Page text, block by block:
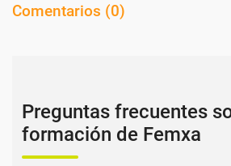
Comentarios (0)
Preguntas frecuentes
formación de Femxa